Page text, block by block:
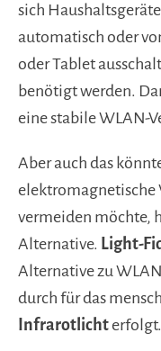
sich
automatisch oder
oder Tablet
benötigt werden.
eine stabile WLAN-
Aber auch das
elektromagnetische
vermeiden möchte,
Alternative. Light-
Alternative zu
durch für das
Infrarotlichterfolgt.